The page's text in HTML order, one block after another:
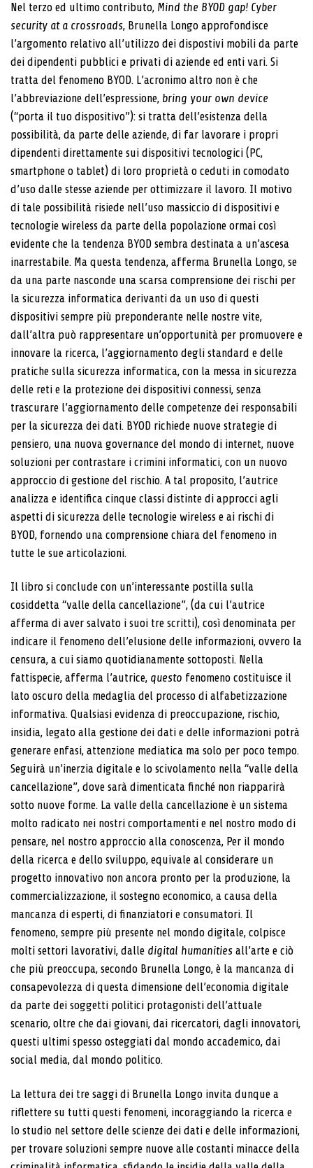
Nel terzo ed ultimo contributo, Mind the BYOD gap! Cyber
security at a crossroads, Brunella Longo approfondisce
l’argomento relativo all’utilizzo dei dispostivi mobili da parte
dei dipendenti pubblici e privati di aziende ed enti vari. Si
tratta del fenomeno BYOD. L’acronimo altro non è che
l’abbreviazione dell’espressione, bring your own device
(“porta il tuo dispositivo”): si tratta dell’esistenza della
possibilità, da parte delle aziende, di far lavorare i propri
dipendenti direttamente sui dispositivi tecnologici (PC,
smartphone o tablet) di loro proprietà o ceduti in comodato
d’uso dalle stesse aziende per ottimizzare il lavoro. Il motivo
di tale possibilità risiede nell’uso massiccio di dispositivi e
tecnologie wireless da parte della popolazione ormai così
evidente che la tendenza BYOD sembra destinata a un’ascesa
inarrestabile. Ma questa tendenza, afferma Brunella Longo, se
da una parte nasconde una scarsa comprensione dei rischi per
la sicurezza informatica derivanti da un uso di questi
dispositivi sempre più preponderante nelle nostre vite,
dall’altra può rappresentare un’opportunità per promuovere e
innovare la ricerca, l’aggiornamento degli standard e delle
pratiche sulla sicurezza informatica, con la messa in sicurezza
delle reti e la protezione dei dispositivi connessi, senza
trascurare l’aggiornamento delle competenze dei responsabili
per la sicurezza dei dati. BYOD richiede nuove strategie di
pensiero, una nuova governance del mondo di internet, nuove
soluzioni per contrastare i crimini informatici, con un nuovo
approccio di gestione del rischio. A tal proposito, l’autrice
analizza e identifica cinque classi distinte di approcci agli
aspetti di sicurezza delle tecnologie wireless e ai rischi di
BYOD, fornendo una comprensione chiara del fenomeno in
tutte le sue articolazioni.
Il libro si conclude con un’interessante postilla sulla
cosiddetta “valle della cancellazione”, (da cui l’autrice
afferma di aver salvato i suoi tre scritti), così denominata per
indicare il fenomeno dell’elusione delle informazioni, ovvero la
censura, a cui siamo quotidianamente sottoposti. Nella
fattispecie, afferma l’autrice, questo fenomeno costituisce il
lato oscuro della medaglia del processo di alfabetizzazione
informativa. Qualsiasi evidenza di preoccupazione, rischio,
insidia, legato alla gestione dei dati e delle informazioni potrà
generare enfasi, attenzione mediatica ma solo per poco tempo.
Seguirà un’inerzia digitale e lo scivolamento nella “valle della
cancellazione”, dove sarà dimenticata finché non riapparirà
sotto nuove forme. La valle della cancellazione è un sistema
molto radicato nei nostri comportamenti e nel nostro modo di
pensare, nel nostro approccio alla conoscenza, Per il mondo
della ricerca e dello sviluppo, equivale al considerare un
progetto innovativo non ancora pronto per la produzione, la
commercializzazione, il sostegno economico, a causa della
mancanza di esperti, di finanziatori e consumatori. Il
fenomeno, sempre più presente nel mondo digitale, colpisce
molti settori lavorativi, dalle digital humanities all’arte e ciò
che più preoccupa, secondo Brunella Longo, è la mancanza di
consapevolezza di questa dimensione dell’economia digitale
da parte dei soggetti politici protagonisti dell’attuale
scenario, oltre che dai giovani, dai ricercatori, dagli innovatori,
questi ultimi spesso osteggiati dal mondo accademico, dai
social media, dal mondo politico.
La lettura dei tre saggi di Brunella Longo invita dunque a
riflettere su tutti questi fenomeni, incoraggiando la ricerca e
lo studio nel settore delle scienze dei dati e delle informazioni,
per trovare soluzioni sempre nuove alle costanti minacce della